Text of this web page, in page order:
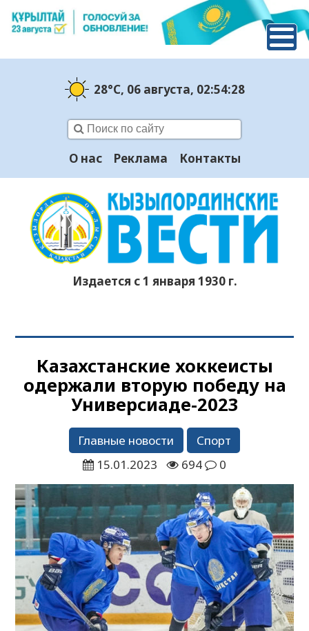
28°C, 06 августа, 02:54:28
О нас Реклама Контакты
Издается с 1 января 1930 г.
Казахстанские хоккеисты
одержали вторую победу на
Универсиаде-2023
Главные новости
Спорт
15.01.2023
694 0